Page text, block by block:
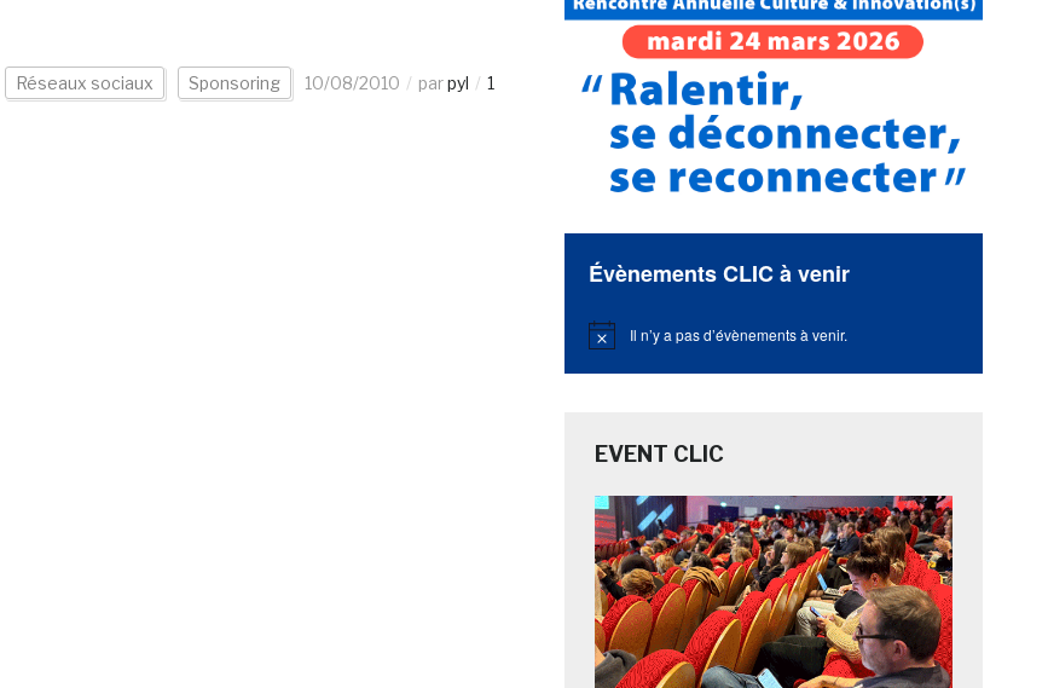
Réseaux sociaux Sponsoring 10/08/2010 parpyl
1
Évènements CLIC à venir
Notice Il n’y a pas d’évènements à venir.
EVENT CLIC